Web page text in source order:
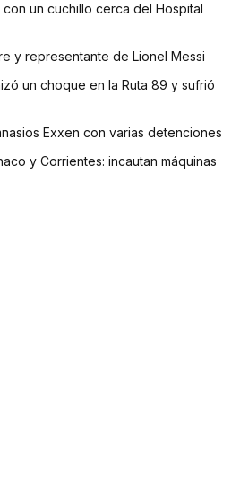
un cuchillo cerca del Hospital
y representante de Lionel Messi
un choque en la Ruta 89 y sufrió
Exxen con varias detenciones
y Corrientes: incautan máquinas